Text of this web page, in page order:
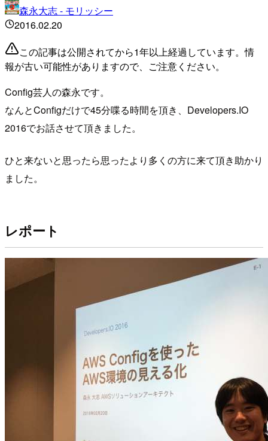
森永大志 - モリッシー
2016.02.20
この記事は公開されてから1年以上経過しています。情
報が古い可能性がありますので、ご注意ください。
Config芸人の森永です。
なんとConfigだけで45分喋る時間を頂き、Developers.IO
2016でお話させて頂きました。
ひと来ないと思ったら思ったより多くの方に来て頂き助かり
ました。
レポート